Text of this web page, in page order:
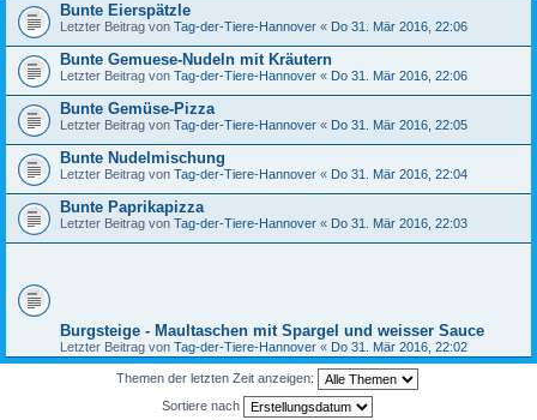
Bunte Eierspätzle
Letzter Beitrag von Tag-der-Tiere-Hannover « Do 31. Mär 2016, 22:06
Bunte Gemuese-Nudeln mit Kräutern
Letzter Beitrag von Tag-der-Tiere-Hannover « Do 31. Mär 2016, 22:06
Bunte Gemüse-Pizza
Letzter Beitrag von Tag-der-Tiere-Hannover « Do 31. Mär 2016, 22:05
Bunte Nudelmischung
Letzter Beitrag von Tag-der-Tiere-Hannover « Do 31. Mär 2016, 22:04
Bunte Paprikapizza
Letzter Beitrag von Tag-der-Tiere-Hannover « Do 31. Mär 2016, 22:03
Burgsteige - Maultaschen mit Spargel und weisser Sauce
Letzter Beitrag von Tag-der-Tiere-Hannover « Do 31. Mär 2016, 22:02
Themen der letzten Zeit anzeigen:
Sortiere nach